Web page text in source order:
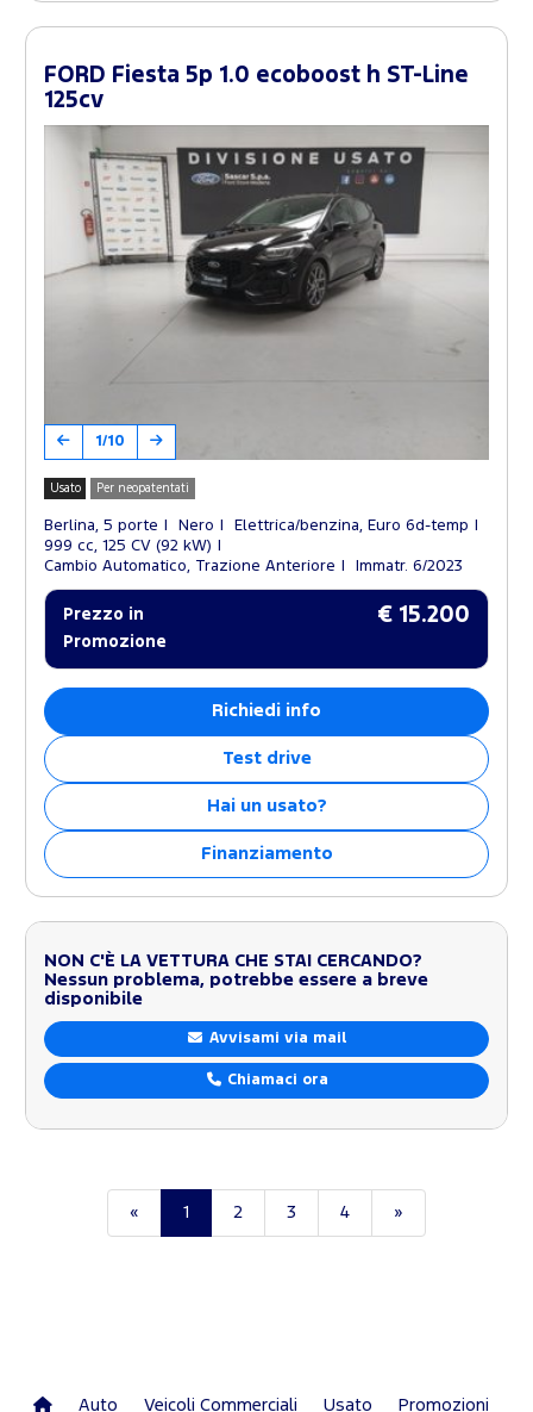
FORD Fiesta 5p 1.0 ecoboost h ST-Line
125cv
1/10
Usato Per neopatentati
Berlina, 5 porte Nero
Elettrica/benzina, Euro 6d-temp
999 cc, 125 CV (92 kW)
Cambio Automatico, Trazione Anteriore
Immatr. 6/2023
Prezzo in
Promozione
€ 15.200
Richiedi info
Test drive
Hai un usato?
Finanziamento
NON C'È LA VETTURA CHE STAI CERCANDO?
Nessun problema, potrebbe essere a breve
disponibile
Avvisami via mail
Chiamaci ora
« 1 2 3 4 »
Auto Veicoli Commerciali Usato Promozioni